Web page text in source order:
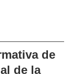
de
de la